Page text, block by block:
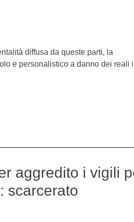
diffusa da queste parti, la
e personalistico a danno dei reali
aggredito i vigili
scarcerato